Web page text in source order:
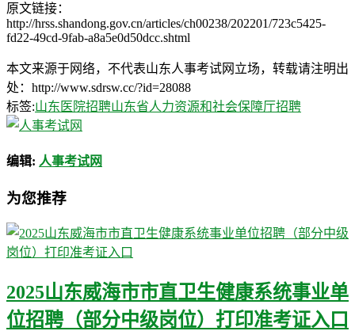
原文链接：
http://hrss.shandong.gov.cn/articles/ch00238/202201/723c5425-
fd22-49cd-9fab-a8a5e0d50dcc.shtml
本文来源于网络，不代表山东人事考试网立场，转载请注明出
处：http://www.sdrsw.cc/?id=28088
标签:山东医院招聘山东省人力资源和社会保障厅招聘
编辑: 人事考试网
为您推荐
2025山东威海市市直卫生健康系统事业单
位招聘（部分中级岗位）打印准考证入口